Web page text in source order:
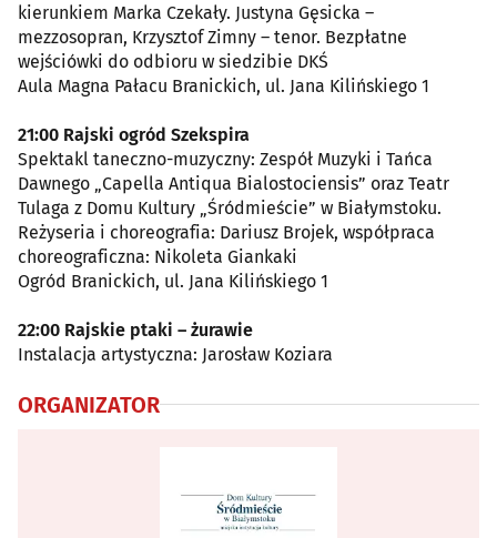
kierunkiem Marka Czekały. Justyna Gęsicka –
mezzosopran, Krzysztof Zimny – tenor. Bezpłatne
wejściówki do odbioru w siedzibie DKŚ
Aula Magna Pałacu Branickich, ul. Jana Kilińskiego 1
21:00 Rajski ogród Szekspira
Spektakl taneczno-muzyczny: Zespół Muzyki i Tańca
Dawnego „Capella Antiqua Bialostociensis” oraz Teatr
Tulaga z Domu Kultury „Śródmieście” w Białymstoku.
Reżyseria i choreografia: Dariusz Brojek, współpraca
choreograficzna: Nikoleta Giankaki
Ogród Branickich, ul. Jana Kilińskiego 1
22:00 Rajskie ptaki – żurawie
Instalacja artystyczna: Jarosław Koziara
ORGANIZATOR